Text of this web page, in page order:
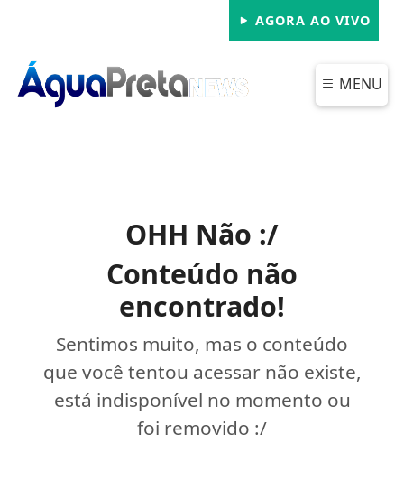
AGORA AO VIVO
MENU
OHH Não :/
Conteúdo não
encontrado!
Sentimos muito, mas o conteúdo
que você tentou acessar não existe,
está indisponível no momento ou
foi removido :/